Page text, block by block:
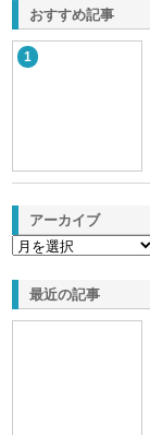
おすすめ記事
1
アーカイブ
最近の記事